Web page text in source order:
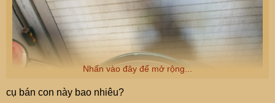
Nhấn vào đây để mở rộng...
cụ bán con này bao nhiêu?